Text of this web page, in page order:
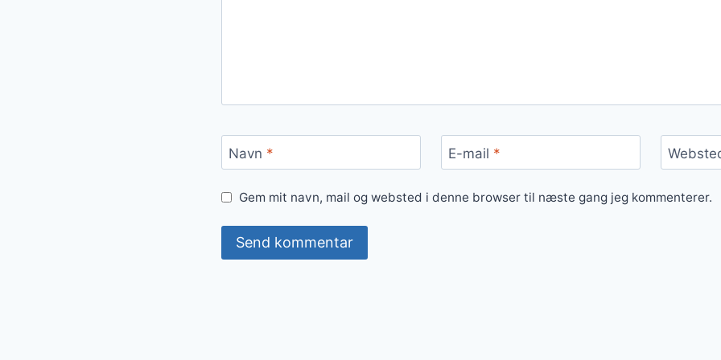
Navn * E-mail *
Gem mit navn, mail og websted i denne browser til næste gang jeg kommenterer.